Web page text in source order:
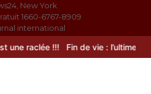
New York
1660-6767-8909
international
raclée !!! Fin de vie : l’ultime liberté…